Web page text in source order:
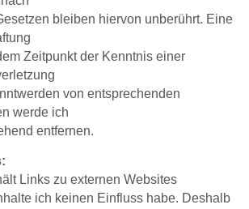
bleiben hiervon unberührt. Eine
Zeitpunkt der Kenntnis einer
von entsprechenden
werde ich
entfernen.
Links zu externen Websites
ich keinen Einfluss habe. Deshalb